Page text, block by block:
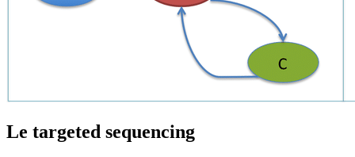
Le targeted sequencing